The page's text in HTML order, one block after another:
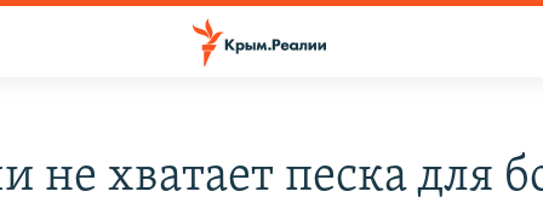
не хватает песка для